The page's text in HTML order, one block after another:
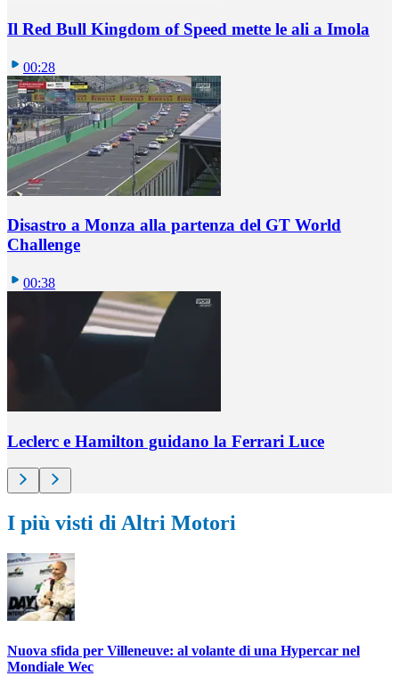
Il Red Bull Kingdom of Speed mette le ali a Imola
00:28
Disastro a Monza alla partenza del GT World
Challenge
00:38
Leclerc e Hamilton guidano la Ferrari Luce
I più visti di Altri Motori
Nuova sfida per Villeneuve: al volante di una Hypercar nel
Mondiale Wec